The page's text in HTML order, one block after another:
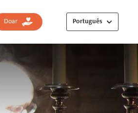
Doar Português